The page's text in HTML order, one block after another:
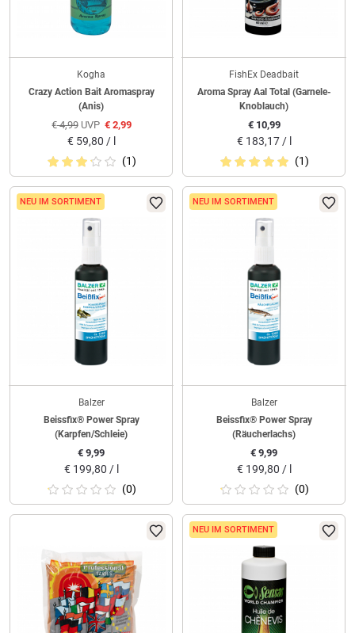
Kogha
Crazy Action Bait Aromaspray
(Anis)
€4,99UVP €2,99
€ 59,80 / l
(1)
FishEx Deadbait
Aroma Spray Aal Total (Garnele-
Knoblauch)
€10,99
€ 183,17 / l
(1)
NEU IM SORTIMENT
Balzer
Beissfix® Power Spray
(Karpfen/Schleie)
€ 9,99
€ 199,80 / l
(0)
NEU IM SORTIMENT
Balzer
Beissfix® Power Spray
(Räucherlachs)
€ 9,99
€ 199,80 / l
(0)
NEU IM SORTIMENT